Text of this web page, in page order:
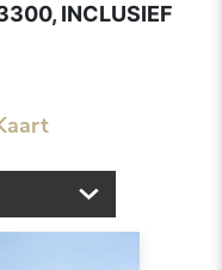
INCLUSIEF